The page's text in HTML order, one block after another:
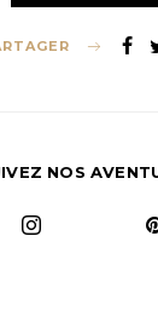
NOS